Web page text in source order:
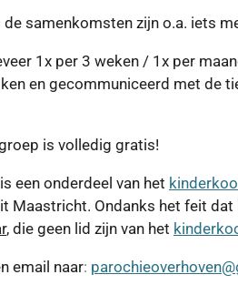
samenkomsten zijn o.a. iets
1x per 3 weken / 1x per
en gecommuniceerd met de
is volledig gratis!
een onderdeel van het
Maastricht. Ondanks het feit dat
, die geen lid zijn van het
email naar: